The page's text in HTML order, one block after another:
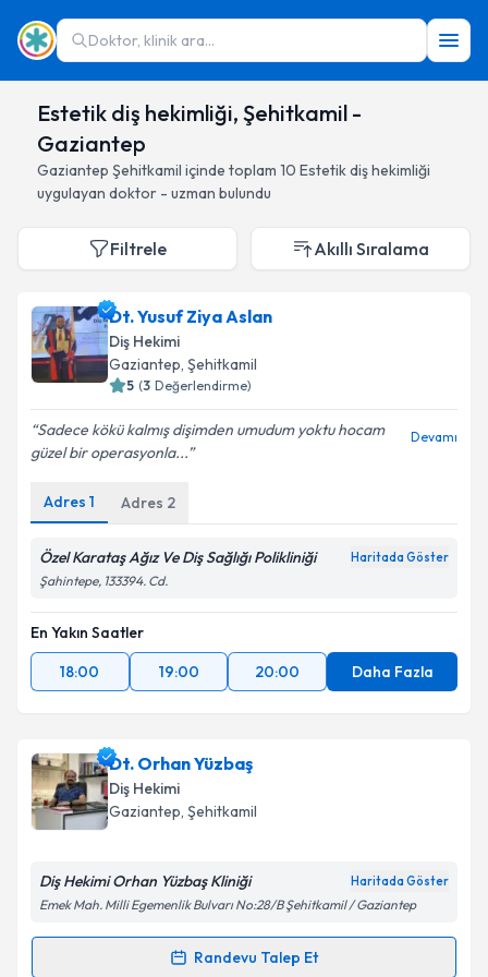
Doktor, klinik ara...
Estetik diş hekimliği, Şehitkamil -
Gaziantep
Gaziantep Şehitkamil içinde toplam 10 Estetik diş hekimliği
uygulayan doktor - uzman bulundu
Filtrele Akıllı Sıralama
Dt. Yusuf Ziya Aslan
Diş Hekimi
Gaziantep, Şehitkamil
5 (3 Değerlendirme)
Sadece kökü kalmış dişimden umudum yoktu hocam
güzel bir operasyonla...
Devamı
Adres 1 Adres 2
Özel Karataş Ağız Ve Diş Sağlığı Polikliniği Haritada Göster
Şahintepe, 133394. Cd.
En Yakın Saatler
18:00
19:00 20:00 Daha Fazla
Dt. Orhan Yüzbaş
Diş Hekimi
Gaziantep, Şehitkamil
Diş Hekimi Orhan Yüzbaş Kliniği Haritada Göster
Emek Mah. Milli Egemenlik Bulvarı No:28/B Şehitkamil / Gaziantep
Randevu Talep Et
Randevu Takvimi Talebi